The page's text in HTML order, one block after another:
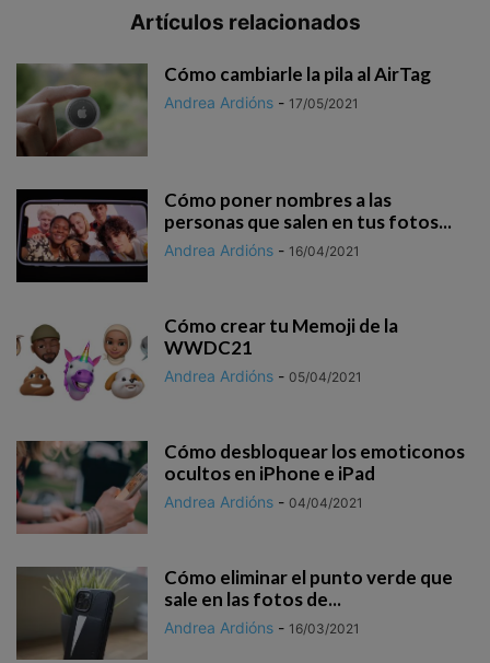
Artículos relacionados
Cómo cambiarle la pila al AirTag
Andrea Ardións - 17/05/2021
Cómo poner nombres a las
personas que salen en tus fotos...
Andrea Ardións - 16/04/2021
Cómo crear tu Memoji de la
WWDC21
Andrea Ardións - 05/04/2021
Cómo desbloquear los emoticonos
ocultos en iPhone e iPad
Andrea Ardións - 04/04/2021
Cómo eliminar el punto verde que
sale en las fotos de...
Andrea Ardións - 16/03/2021